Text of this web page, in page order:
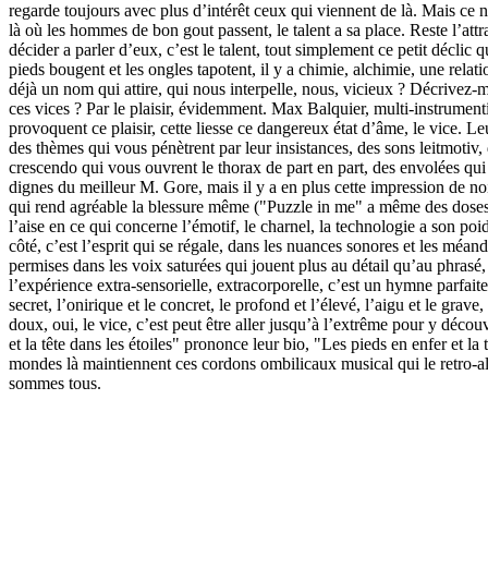
regarde toujours avec plus d’intérêt ceux qui viennent de là. Mais ce
là où les hommes de bon gout passent, le talent a sa place. Reste
décider a parler d’eux, c’est le talent, tout simplement ce petit déclic
pieds bougent et les ongles tapotent, il y a chimie, alchimie, une
déjà un nom qui attire, qui nous interpelle, nous, vicieux ? Décrivez-
ces vices ? Par le plaisir, évidemment. Max Balquier, multi-
provoquent ce plaisir, cette liesse ce dangereux état d’âme, le vice.
des thèmes qui vous pénètrent par leur insistances, des sons
crescendo qui vous ouvrent le thorax de part en part, des envolées
dignes du meilleur M. Gore, mais il y a en plus cette impression de
qui rend agréable la blessure même ("Puzzle in me" a même des
l’aise en ce qui concerne l’émotif, le charnel, la technologie a son
côté, c’est l’esprit qui se régale, dans les nuances sonores et les
permises dans les voix saturées qui jouent plus au détail qu’au
l’expérience extra-sensorielle, extracorporelle, c’est un hymne
secret, l’onirique et le concret, le profond et l’élevé, l’aigu et le
doux, oui, le vice, c’est peut être aller jusqu’à l’extrême pour y
et la tête dans les étoiles" prononce leur bio, "Les pieds en enfer et
mondes là maintiennent ces cordons ombilicaux musical qui le retro-
sommes tous.